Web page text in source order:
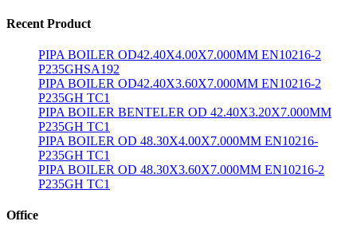
Recent Product
PIPA BOILER OD42.40X4.00X7.000MM EN10216-2
P235GHSA192
PIPA BOILER OD42.40X3.60X7.000MM EN10216-2
P235GH TC1
PIPA BOILER BENTELER OD 42.40X3.20X7.000MM
P235GH TC1
PIPA BOILER OD 48.30X4.00X7.000MM EN10216-
P235GH TC1
PIPA BOILER OD 48.30X3.60X7.000MM EN10216-2
P235GH TC1
Office